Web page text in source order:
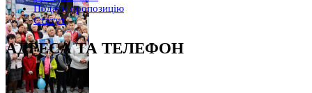
Подати пропозицію
Статут
АДРЕСА ТА ТЕЛЕФОН